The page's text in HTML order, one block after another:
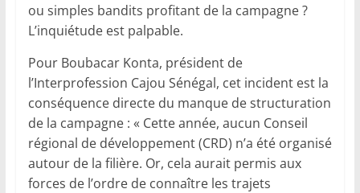
ou simples bandits profitant de la campagne ?
L’inquiétude est palpable.
Pour Boubacar Konta, président de
l’Interprofession Cajou Sénégal, cet incident est la
conséquence directe du manque de structuration
de la campagne : « Cette année, aucun Conseil
régional de développement (CRD) n’a été organisé
autour de la filière. Or, cela aurait permis aux
forces de l’ordre de connaître les trajets